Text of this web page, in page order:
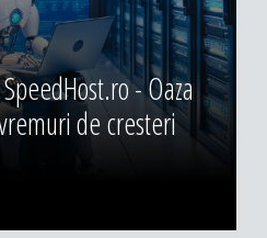
- Oaza
de cresteri